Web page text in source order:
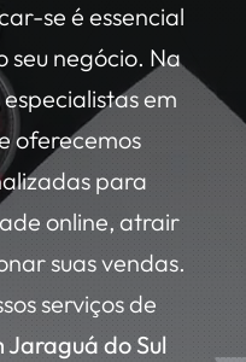
se é essencial
seu negócio. Na
especialistas em
oferecemos
para
online, atrair
suas vendas.
serviços de
do Sul